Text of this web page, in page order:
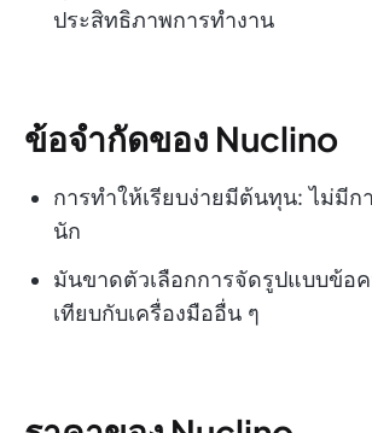
ประสิทธิภาพการทำงาน
ข้อจำกัดของ Nuclino
การทำให้เรียบง่ายมีต้นทุน: ไม่มีก
นัก
มันขาดตัวเลือกการจัดรูปแบบข้อ
เทียบกับเครื่องมืออื่น ๆ